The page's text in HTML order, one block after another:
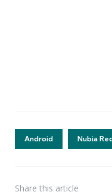
Android Nubia
Share this article